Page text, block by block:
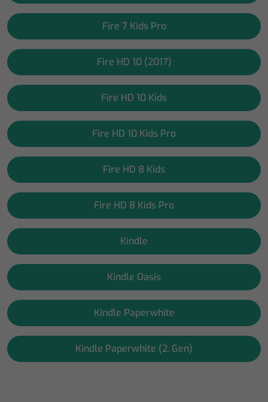
Fire 7 Kids Pro
Fire HD 10 (2017)
Fire HD 10 Kids
Fire HD 10 Kids Pro
Fire HD 8 Kids
Fire HD 8 Kids Pro
Kindle
Kindle Oasis
Kindle Paperwhite
Kindle Paperwhite (2. Gen)